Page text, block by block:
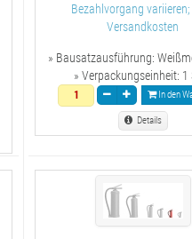
Bezahlvorgang variieren;
Versandkosten
» Bausatzausführung:
» Verpackungseinheit: 1
In den
Details